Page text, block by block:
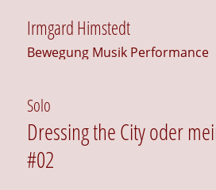
Irmgard Himstedt
Bewegung Musik Performance
Solo
Dressing the City oder
#02